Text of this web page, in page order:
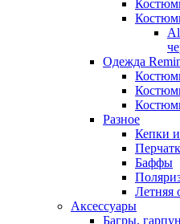
Одежда
Разное
Кепки
Баффы
Летняя
Аксессуары
Багры,